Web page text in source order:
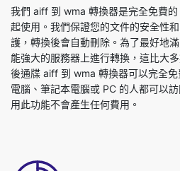
能強大的服務器上進行轉換，這比大
後通牒 aiff 到 wma 轉換器可以完全免
電腦、筆記本電腦或 PC 的人都可以
用此功能不會產生任何費用。